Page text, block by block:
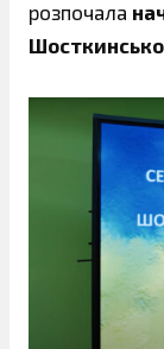
розпочала